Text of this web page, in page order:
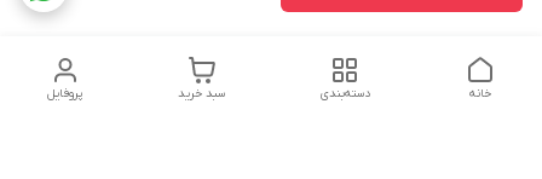
پروفایل سبد خرید دسته‌بندی خانه